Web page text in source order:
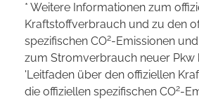
* Weitere Informationen zum
Kraftstoffverbrauch und zu den
spezifischen CO2-Emissionen
zum Stromverbrauch neuer Pkw
'Leitfaden über den offiziellen
die offiziellen spezifischen CO2-